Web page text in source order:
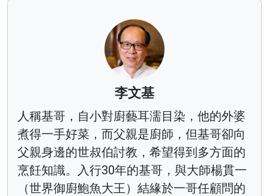
李文基
人稱基哥，自小對廚藝耳濡目染，他的外婆
煮得一手好菜，而父親是廚師，但基哥卻向
父親身邊的世叔伯討教，希望得到多方面的
烹飪知識。入行30年的基哥，與大師楊貫一
（世界御廚鮑魚大王）結緣於一哥任顧問的